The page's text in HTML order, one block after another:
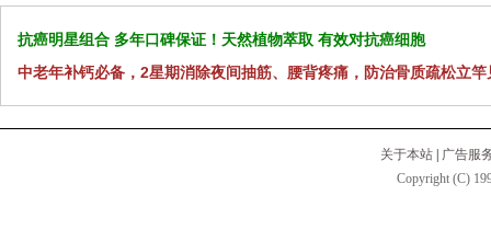
抗癌明星组合 多年口碑保证！天然植物萃取 有效对抗癌细胞
中老年补钙必备，2星期消除夜间抽筋、腰背疼痛，防治骨质疏松立竿
关于本站
广告服
Copyright (C)